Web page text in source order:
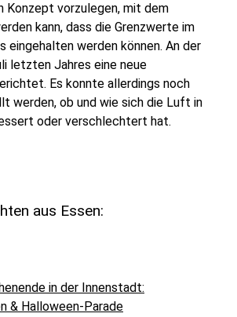
Konzept vorzulegen, mit dem
kann, dass die Grenzwerte im
eingehalten werden können. An der
letzten Jahres eine neue
Es konnte allerdings noch
werden, ob und wie sich die Luft in
oder verschlechtert hat.
aus Essen:
in der Innenstadt:
& Halloween-Parade